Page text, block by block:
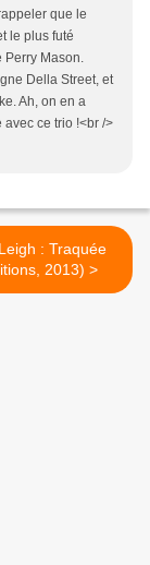
que le
le plus futé
Perry Mason.
Della Street, et
Ah, on en a
ce trio !<br />
: Traquée
(MA Éditions, 2013) >